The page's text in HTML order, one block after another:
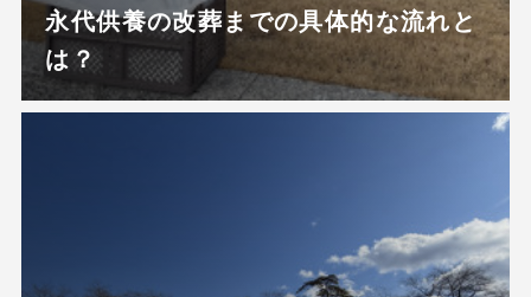
永代供養の改葬までの具体的な流れと
は？